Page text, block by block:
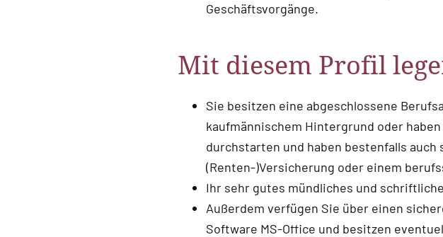
Geschäftsvorgänge.
Mit diesem Profil
Sie besitzen eine abgeschlossene
kaufmännischem Hintergrund oder
durchstarten und haben bestenfalls
(Renten-)Versicherung oder einem
Ihr sehr gutes mündliches und
Außerdem verfügen Sie über einen
Software MS-Office und besitzen